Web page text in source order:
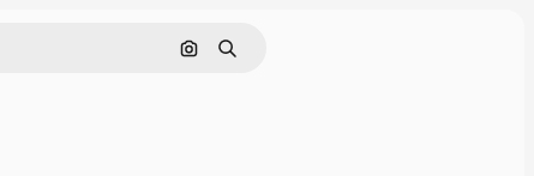
Поиск по изображению
Поиск